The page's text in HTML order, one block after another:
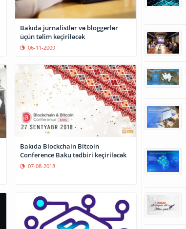
Bakıda jurnalistlər və bloggerlər
üçün təlim keçiriləcək
06-11-2009
Bakıda Blockchain Bitcoin
Conference Baku tədbiri keçiriləcək
07-08-2018